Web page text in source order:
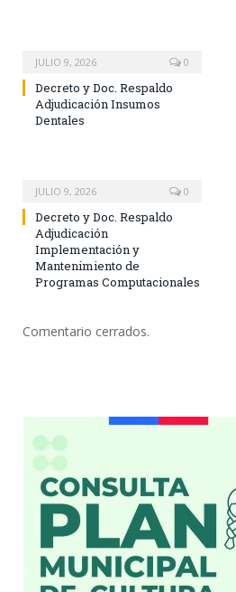
JULIO 9, 2026 0
Decreto y Doc. Respaldo
Adjudicación Insumos
Dentales
JULIO 9, 2026 0
Decreto y Doc. Respaldo
Adjudicación
Implementación y
Mantenimiento de
Programas Computacionales
Comentario cerrados.